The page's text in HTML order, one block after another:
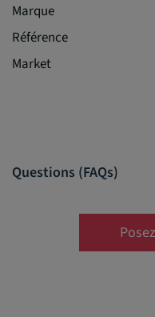
Marque
Référence
Market
Questions (FAQs)